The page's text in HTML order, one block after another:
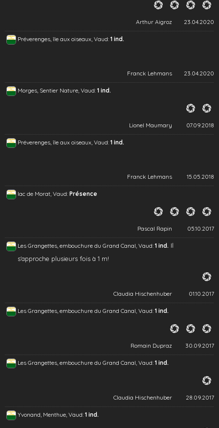
Arthur Aigroz 23.04.2020
Préverenges, île aux oiseaux, Vaud: 1 ind.
Franck Lehmans 23.04.2020
Morges, Sentier Nature, Vaud: 1 ind.
Lionel Maumary 07.09.2018
Préverenges, île aux oiseaux, Vaud: 1 ind.
Franck Lehmans 15.05.2018
lac de Morat, Vaud: Présence
Pascal Rapin 05.10.2017
Les Grangettes, embouchure du Grand Canal, Vaud: 1 ind. Il
s'approche plusieurs fois à 1 m!
Claudia Hischenhuber 01.10.2017
Les Grangettes, embouchure du Grand Canal, Vaud: 1 ind.
Romain Dupraz 30.09.2017
Les Grangettes, embouchure du Grand Canal, Vaud: 1 ind.
Claudia Hischenhuber 28.09.2017
Yvonand, Menthue, Vaud: 1 ind.